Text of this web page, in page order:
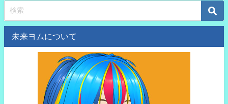
未来ヨムについて